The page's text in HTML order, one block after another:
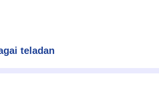
teladan